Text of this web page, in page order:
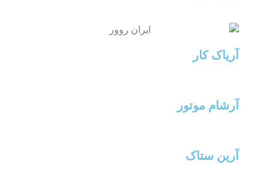
آریاک کار
آرشام موتور
آرین ستاک